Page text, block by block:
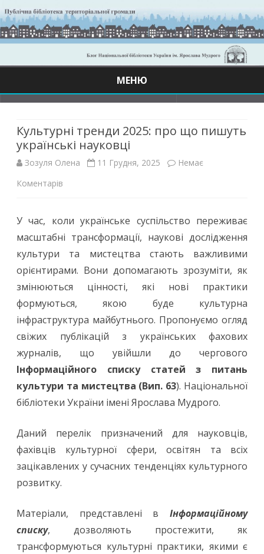
МЕНЮ
Культурні тренди 2025: про що пишуть
українські науковці
Зозуля Олена 11 Грудня, 2025
Немає
Коментарів
тренди
2025:
що
пишуть
українські
У час, коли українське суспільство переживає
масштабні трансформації, наукові дослідження
культури та мистецтва стають важливими
орієнтирами. Вони допомагають зрозуміти, як
змінюються цінності, які нові практики
формуються, якою буде культурна
інфраструктура майбутнього. Пропонуємо огляд
свіжих публікацій з українських фахових
журналів, що увійшли до чергового
Інформаційного списку статей з питань
культури та мистецтва (Вип. 63). Національної
бібліотеки України імені Ярослава Мудрого.
Даний перелік призначений для науковців,
фахівців культурної сфери, освітян та всіх
зацікавлених у сучасних тенденціях культурного
розвитку.
Матеріали, представлені в Інформаційному
списку, дозволяють простежити, як
трансформуються культурні практики, якими є